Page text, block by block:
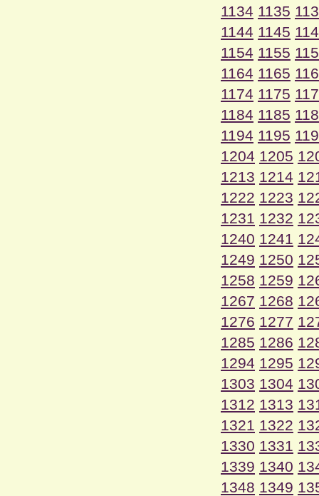
1134 1135
1144 1145
1154 1155
1164 1165
1174 1175
1184 1185
1194 1195
1204 1205
1213 1214
1222 1223
1231 1232
1240 1241
1249 1250
1258 1259
1267 1268
1276 1277
1285 1286
1294 1295
1303 1304
1312 1313
1321 1322
1330 1331
1339 1340
1348 1349